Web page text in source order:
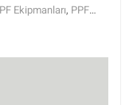
Ekipmanları, PPF